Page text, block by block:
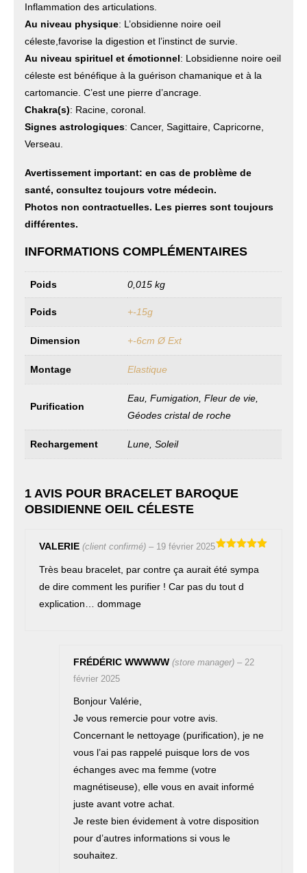
Inflammation des articulations.
Au niveau physique: L’obsidienne noire oeil
céleste,favorise la digestion et l’instinct de survie.
Au niveau spirituel et émotionnel: Lobsidienne noire oeil
céleste est bénéfique à la guérison chamanique et à la
cartomancie. C’est une pierre d’ancrage.
Chakra(s): Racine, coronal.
Signes astrologiques: Cancer, Sagittaire, Capricorne,
Verseau.
Avertissement important: en cas de problème de
santé, consultez toujours votre médecin.
Photos non contractuelles. Les pierres sont toujours
différentes.
INFORMATIONS COMPLÉMENTAIRES
Poids 0,015 kg
Poids +-15g
Dimension +-6cm Ø Ext
Montage Elastique
Purification
Eau, Fumigation, Fleur de vie,
Géodes cristal de roche
Rechargement Lune, Soleil
1 AVIS POUR BRACELET BAROQUE
OBSIDIENNE OEIL CÉLESTE
5
VALERIE(client confirmé) – 19 février 2025
Très beau bracelet, par contre ça aurait été sympa
de dire comment les purifier ! Car pas du tout d
explication… dommage
FRÉDÉRIC WWWWW(store manager) – 22
février 2025
Bonjour Valérie,
Je vous remercie pour votre avis.
Concernant le nettoyage (purification), je ne
vous l’ai pas rappelé puisque lors de vos
échanges avec ma femme (votre
magnétiseuse), elle vous en avait informé
juste avant votre achat.
Je reste bien évidement à votre disposition
pour d’autres informations si vous le
souhaitez.